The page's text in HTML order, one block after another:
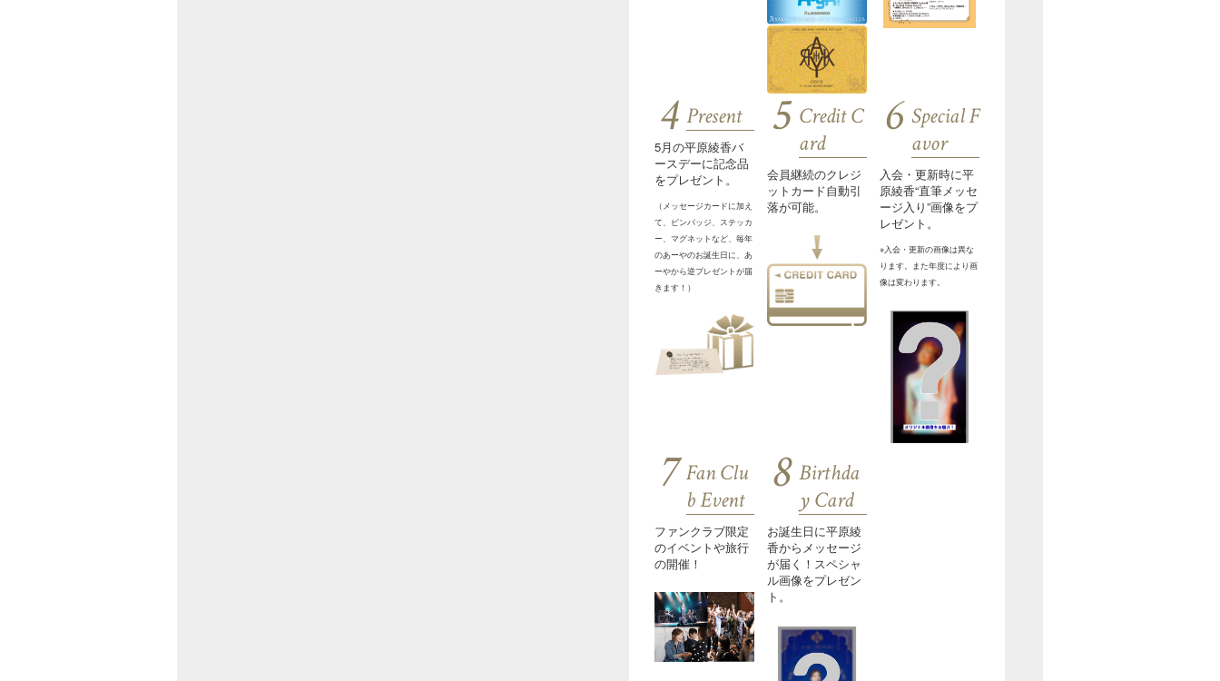
4 Present
5月の平原綾香バ
ースデーに記念品
をプレゼント。
（メッセージカードに加え
て、ピンバッジ、ステッカ
ー、マグネットなど、毎年
のあーやのお誕生日に、あ
ーやから逆プレゼントが届
きます！）
5 Credit C
ard
会員継続のクレジ
ットカード自動引
落が可能。
6 Special F
avor
入会・更新時に平
原綾香“直筆メッセ
ージ入り”画像をプ
レゼント。
※入会・更新の画像は異な
ります。また年度により画
像は変わります。
7 Fan Clu
b Event
ファンクラブ限定
のイベントや旅行
の開催！
8 Birthda
y Card
お誕生日に平原綾
香からメッセージ
が届く！スペシャ
ル画像をプレゼン
ト。